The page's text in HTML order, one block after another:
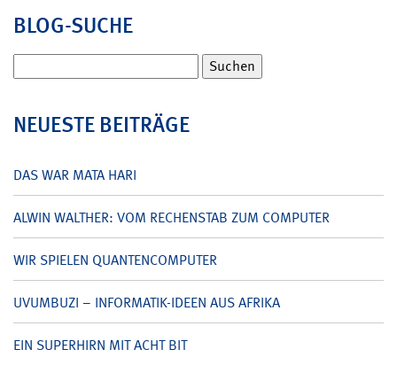
BLOG-SUCHE
nach:
NEUESTE BEITRÄGE
DAS WAR MATA HARI
ALWIN WALTHER: VOM RECHENSTAB ZUM COMPUTER
WIR SPIELEN QUANTENCOMPUTER
UVUMBUZI – INFORMATIK-IDEEN AUS AFRIKA
EIN SUPERHIRN MIT ACHT BIT